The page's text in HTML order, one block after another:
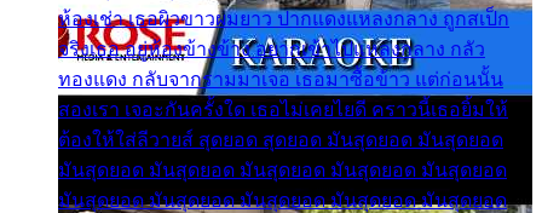
ห้องเช่า เธอผิวขาวผมยาว ปากแดงแหลงกลาง ถูกสเป็ก
จริงเธอ อยู่ห้องข้างข้าง อยากเข้าไปแหลงกลาง กลัว
ทองแดง กลับจากรามมาเจอ เธอมาซื้อข้าว แต่ก่อนนั้น
สองเรา เจอะกันครั้งใด เธอไม่เคยไยดี คราวนี้เธอยิ้มให้
ต้องให้ใส่ลีวายส์ สุดยอด สุดยอด มันสุดยอด มันสุดยอด
มันสุดยอด มันสุดยอด มันสุดยอด มันสุดยอด มันสุดยอด
มันสุดยอด มันสุดยอด มันสุดยอด มันสุดยอด มันสุดยอด